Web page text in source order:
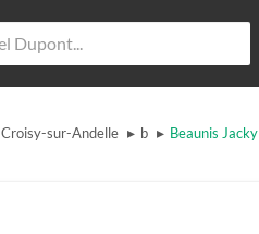
Croisy-sur-Andelle ▸ b ▸ Beaunis Jacky